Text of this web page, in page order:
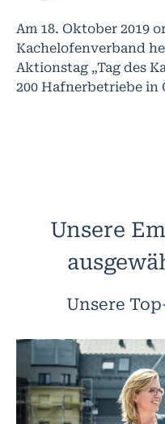
Am 18. Oktober 2019
Kachelofenverband
Aktionstag „Tag des
200 Hafnerbetriebe in
Unsere
Unsere